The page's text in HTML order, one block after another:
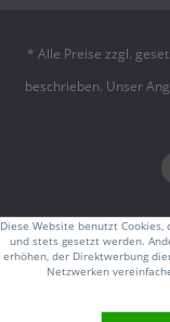
* Alle Preise zzgl.
beschrieben. Unser
Diese Website benutzt
und stets gesetzt werden.
erhöhen, der Direktwerbung
Netzwerken